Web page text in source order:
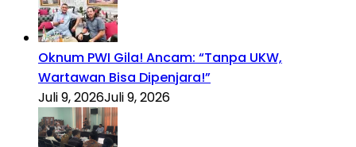
Oknum PWI Gila! Ancam: “Tanpa UKW,
Wartawan Bisa Dipenjara!”
Juli 9, 2026Juli 9, 2026